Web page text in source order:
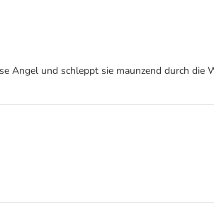
Angel und schleppt sie maunzend durch